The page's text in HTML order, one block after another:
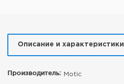
Описание и характеристики
Производитель: Motic